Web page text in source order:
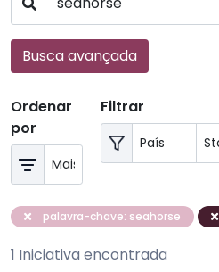
Busca avançada
Ordenar
por
Filtrar
palavra-chave: seahorse
1 Iniciativa encontrada